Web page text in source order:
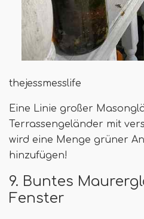
thejessmesslife
Eine Linie großer
Terrassengeländer mit
wird eine Menge grüner
hinzufügen!
9. Buntes
Fenster